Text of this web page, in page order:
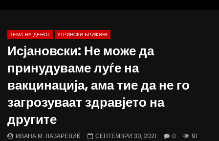
Д-р Беговиќ: Обуката на лекарите
трае предолго за да дозволиме лесно
ДАМЈАН ВАРОШЛИЈА
ЈУНИ 30, 2022
0
флексибилна држава
ДАМЈАН ВАРОШЛИЈА
ТЕМА НА ДЕНОТ УТРИНСКИ БРИФИНГ
Исјановски: Не може да
принудуваме луѓе на
вакцинација, ама тие да не го
загрозуваат здравјето на
другите
ИВАНА М. ЛАЗАРЕВИЌ СЕПТЕМВРИ 30, 2021 0
91